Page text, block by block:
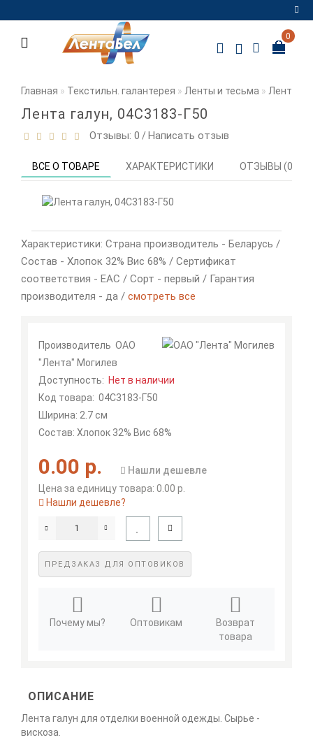
Регистрация
товаров0
0
Главная Текстильн. галантерея Ленты и тесьма Ленты и
Лента галун, 04С3183-Г50
Отзывы: 0 /Написать отзыв
ВСЕ О ТОВАРЕ ХАРАКТЕРИСТИКИ ОТЗЫВЫ (0)
Характеристики: Страна производитель - Беларусь /
Состав - Хлопок 32% Вис 68% / Сертификат
соответствия - EAC / Сорт - первый / Гарантия
производителя - да / смотреть все
Производитель ОАО
"Лента" Могилев
Доступность: Нет в наличии
Код товара: 04С3183-Г50
Ширина: 2.7 см
Состав: Хлопок 32% Вис 68%
0.00 р.
Нашли дешевле
Цена за единицу товара: 0.00 р.
Нашли дешевле?
ПРЕДЗАКАЗ ДЛЯ ОПТОВИКОВ
Почему мы? Оптовикам
Возврат
товара
ОПИСАНИЕ
Лента галун для отделки военной одежды. Сырье -
вискоза.